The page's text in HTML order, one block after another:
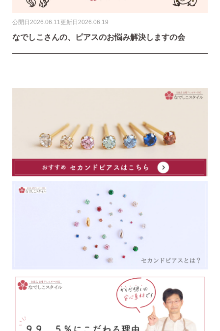
公開日 2026.06.11更新日 2026.06.19
なでしこさんの、ピアスのお悩み解決しますの会